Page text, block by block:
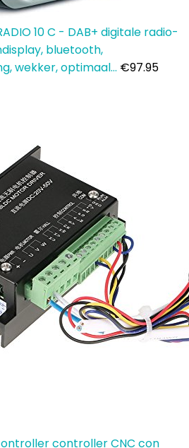
10 C - DAB+ digitale radio-
bluetooth,
wekker, optimaal… €97.95
controller CNC con